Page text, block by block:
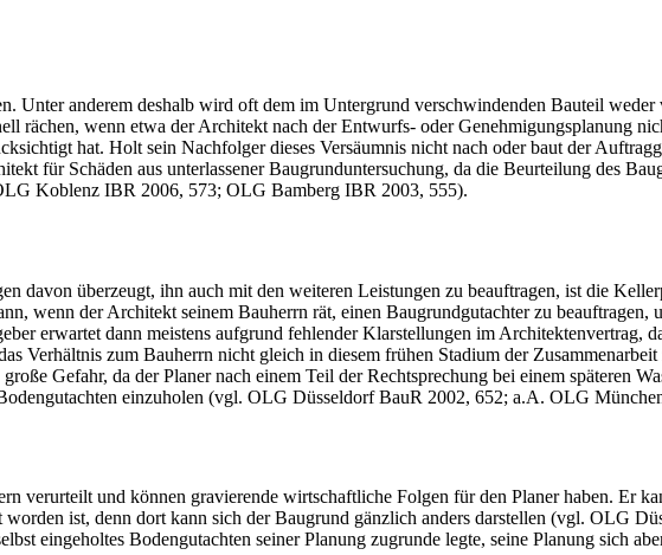
Unter anderem deshalb wird oft dem im Untergrund verschwindenden Bauteil
rächen, wenn etwa der Architekt nach der Entwurfs- oder Genehmigungsplanung
hat. Holt sein Nachfolger dieses Versäumnis nicht nach oder baut der
für Schäden aus unterlassener Baugrunduntersuchung, da die Beurteilung des
Koblenz IBR 2006, 573; OLG Bamberg IBR 2003, 555).
davon überzeugt, ihn auch mit den weiteren Leistungen zu beauftragen, ist die
wenn der Architekt seinem Bauherrn rät, einen Baugrundgutachter zu
erwartet dann meistens aufgrund ­fehlender Klarstellungen im Architektenvertrag,
Verhältnis zum Bauherrn nicht gleich in diesem frühen Stadium der
Gefahr, da der Planer nach einem Teil der Rechtsprechung bei einem ­späteren
einzuholen (vgl. OLG Düsseldorf BauR 2002, 652; a.A. OLG
verurteilt und können gravierende wirtschaftliche Folgen für den Planer haben. Er
ist, denn dort kann sich der Baugrund gänzlich anders darstellen (vgl. OLG
eingeholtes Bodengutachten seiner Planung zugrunde legte, seine Planung sich